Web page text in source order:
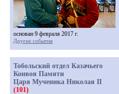
основан 9 февраля 2017 г.
Другие события
Тобольский отдел Казачьего
Конвоя Памяти
Царя Мученика Николая II
(101)